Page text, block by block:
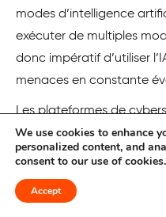
modes d’intelligence
exécuter de multiples
donc impératif d’utiliser
menaces en constante
Les plateformes de
mentionnées ci-dessus
efficaces pour assurer la
cyberattaques. Elles
nombre de
We use cookies to enhance
personalized content, and
consent to our use of cookies.
Accept